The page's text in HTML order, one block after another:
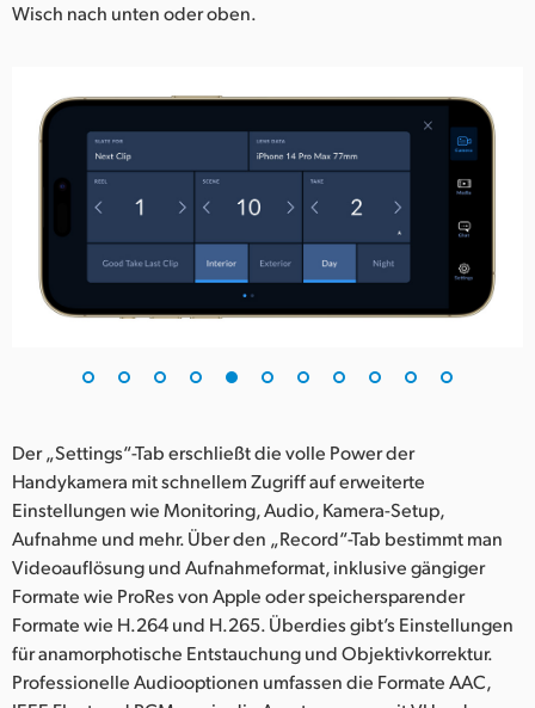
Wisch nach unten oder oben.
Der „Settings“-Tab erschließt die volle Power der
Handykamera mit schnellem Zugriff auf erweiterte
Einstellungen wie Monitoring, Audio, Kamera-Setup,
Aufnahme und mehr. Über den „Record“-Tab bestimmt man
Videoauflösung und Aufnahmeformat, inklusive gängiger
Formate wie ProRes von Apple oder speichersparender
Formate wie H.264 und H.265. Überdies gibt’s Einstellungen
für anamorphotische Entstauchung und Objektivkorrektur.
Professionelle Audiooptionen umfassen die Formate AAC,